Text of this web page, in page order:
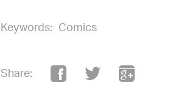
Keywords: Comics
Share: